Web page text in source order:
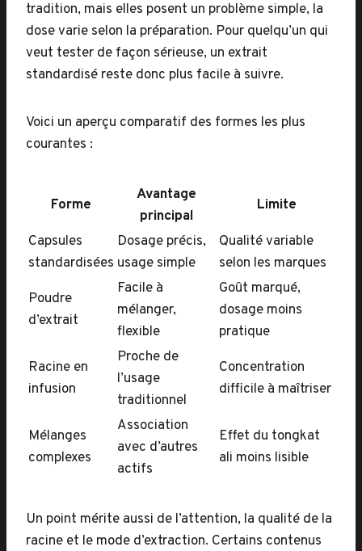
tradition, mais elles posent un problème simple, la
dose varie selon la préparation. Pour quelqu’un qui
veut tester de façon sérieuse, un extrait
standardisé reste donc plus facile à suivre.
Voici un aperçu comparatif des formes les plus
courantes :
Forme
Avantage
principal
Limite
Capsules
standardisées
Dosage précis,
usage simple
Qualité variable
selon les marques
Poudre
d’extrait
Facile à
mélanger,
flexible
Goût marqué,
dosage moins
pratique
Racine en
infusion
Proche de
l’usage
traditionnel
Concentration
difficile à maîtriser
Mélanges
complexes
Association
avec d’autres
actifs
Effet du tongkat
ali moins lisible
Un point mérite aussi de l’attention, la qualité de la
racine et le mode d’extraction. Certains contenus